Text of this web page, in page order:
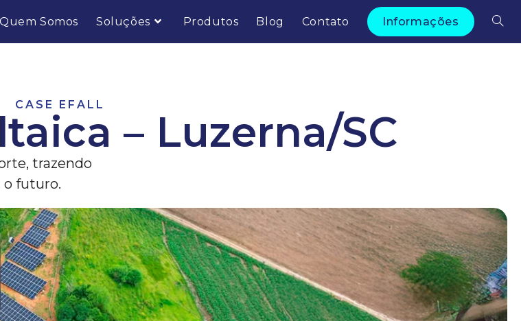
Quem Somos Soluções Produtos Blog Contato Informações
CASE EFALL
– Luzerna/SC
trazendo
o futuro.